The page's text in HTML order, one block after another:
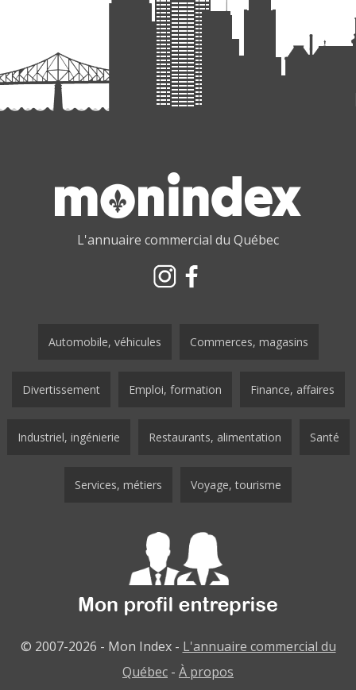
L'annuaire commercial du Québec
Automobile, véhicules Commerces, magasins
Divertissement Emploi, formation Finance, affaires
Industriel, ingénierie Restaurants, alimentation Santé
Services, métiers Voyage, tourisme
© 2007-2026 - Mon Index - L'annuaire commercial du
Québec - À propos